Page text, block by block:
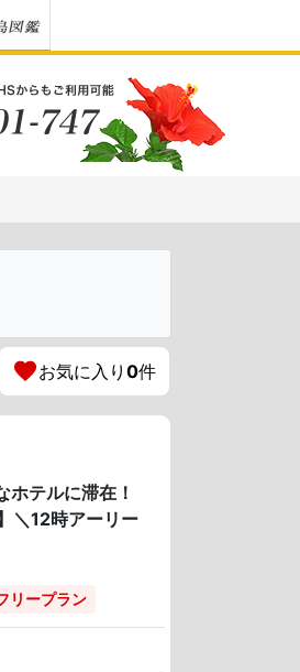
お気に入り 0件
ホテルに滞在！
＼12時アーリー
リープラン